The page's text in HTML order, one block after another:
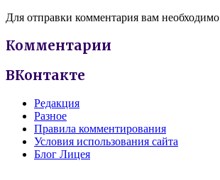
Для отправки комментария вам необходимо
Комментарии
ВКонтакте
Редакция
Разное
Правила комментирования
Условия использования сайта
Блог Лицея